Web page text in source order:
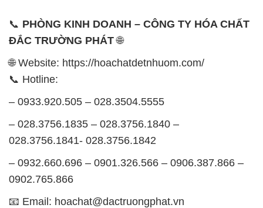
📞 PHÒNG KINH DOANH – CÔNG TY HÓA CHẤT
ĐẮC TRƯỜNG PHÁT🌐
🌐 Website: https://hoachatdetnhuom.com/
📞 Hotline:
– 0933.920.505 – 028.3504.5555
– 028.3756.1835 – 028.3756.1840 –
028.3756.1841- 028.3756.1842
– 0932.660.696 – 0901.326.566 – 0906.387.866 –
0902.765.866
📧 Email: hoachat@dactruongphat.vn